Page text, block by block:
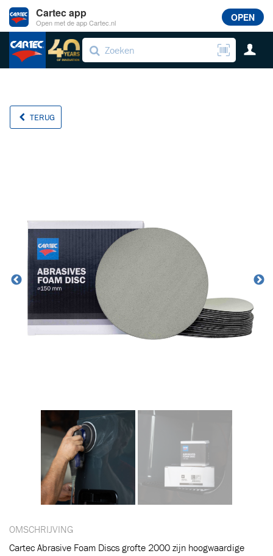
TERUG
OMSCHRIJVING
Cartec Abrasive Foam Discs grofte 2000 zijn hoogwaardige
Cartec app
Open met de app Cartec.nl OPEN